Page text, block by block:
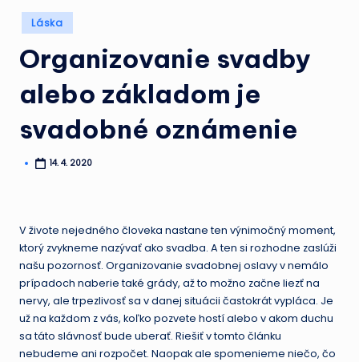
Posted
in
Láska
Organizovanie svadby
alebo základom je
svadobné oznámenie
Posted 14. 4. 2020
V živote nejedného človeka nastane ten výnimočný moment,
ktorý zvykneme nazývať ako svadba. A ten si rozhodne zaslúži
našu pozornosť. Organizovanie svadobnej oslavy v nemálo
prípadoch naberie také grády, až to možno začne liezť na
nervy, ale trpezlivosť sa v danej situácii častokrát vypláca. Je
už na každom z vás, koľko pozvete hostí alebo v akom duchu
sa táto slávnosť bude uberať. Riešiť v tomto článku
nebudeme ani rozpočet. Naopak ale spomenieme niečo, čo